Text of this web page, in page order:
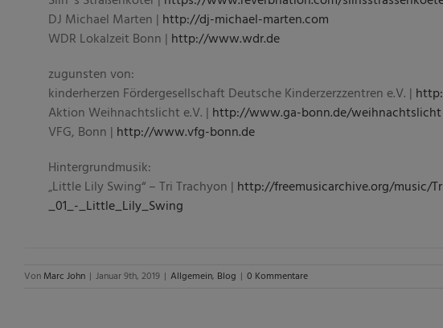
DJ Michael Marten | http://dj-michael-marten.com
WDR Lokalzeit Bonn | http://www.wdr.de
zugunsten von:
kinderherzen Fördergesellschaft Deutsche Kinderzerzzentren e.V. |
Aktion Weihnachtslicht e.V. | http://www.ga-bonn.de/weihnachtslicht
VFG, Bonn | http://www.vfg-bonn.de
Hintergrundmusik:
„Little Lily Swing“ – Tri Trachyon | http://freemusicarchive.org/music/
_01_-_Little_Lily_Swing
Von Marc John | Januar 9th, 2019 | Allgemein, Blog | 0 Kommentare